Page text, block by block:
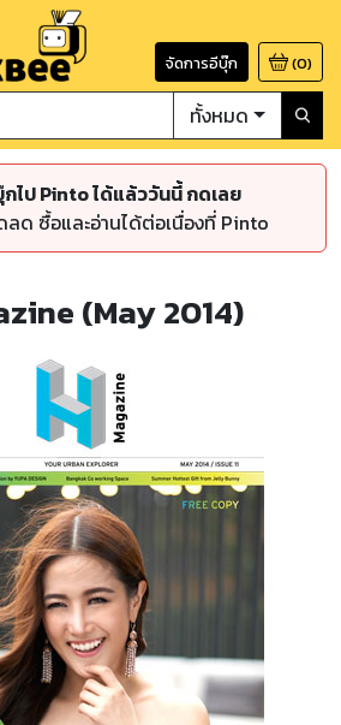
จัดการอีบุ๊ก (0)
ทั้งหมด
ไป Pinto ได้แล้ววันนี้ กดเลย
ด ซื้อและอ่านได้ต่อเนื่องที่ Pinto
(May 2014)